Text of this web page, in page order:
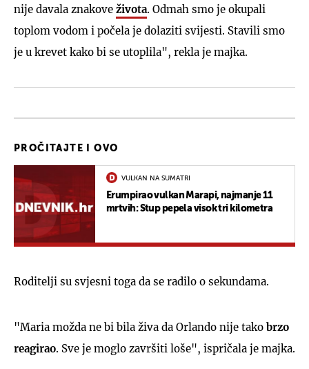
nije davala znakove života. Odmah smo je okupali
toplom vodom i počela je dolaziti svijesti. Stavili smo
je u krevet kako bi se utoplila", rekla je majka.
PROČITAJTE I OVO
VULKAN NA SUMATRI
Erumpirao vulkan Marapi, najmanje 11
mrtvih: Stup pepela visok tri kilometra
Roditelji su svjesni toga da se radilo o sekundama.
"Maria možda ne bi bila živa da Orlando nije tako brzo
reagirao. Sve je moglo završiti loše", ispričala je majka.